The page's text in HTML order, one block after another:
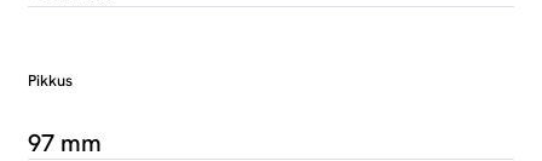
Pikkus
97 mm